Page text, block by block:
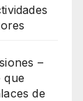
–
que
de